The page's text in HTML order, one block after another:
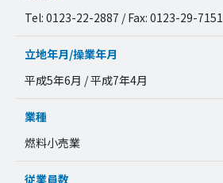
Tel: 0123-22-2887 / Fax: 0123-29-7151
立地年月/操業年月
平成5年6月 / 平成7年4月
業種
燃料小売業
従業員数